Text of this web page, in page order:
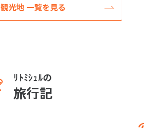
観光地 一覧を見る
ﾘﾄﾐｼｭﾙの
旅行記